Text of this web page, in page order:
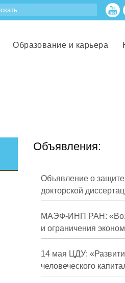
Образование и карьера
Объявления:
Объявление о защите
докторской
Кузнецова Михаила
Евгеньевича
МАЭФ-ИНП РАН:
и ограничения
развития России в
долгосрочной
14 мая ЦДУ:
человеческого
фактор